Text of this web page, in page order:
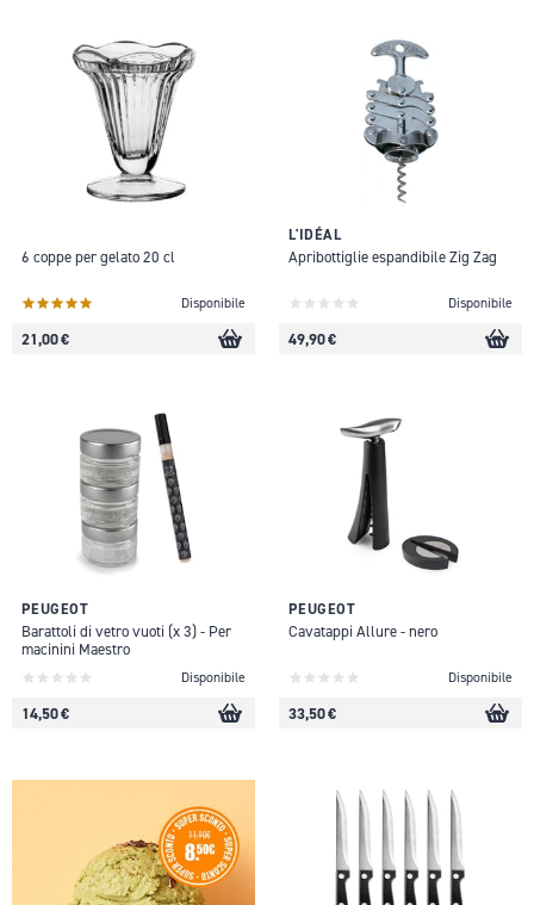
6 coppe per gelato 20 cl
Disponibile
21,00 €
L'IDÉAL
Apribottiglie espandibile Zig Zag
Disponibile
49,90 €
PEUGEOT
Barattoli di vetro vuoti (x 3) - Per
macinini Maestro
Disponibile
14,50 €
PEUGEOT
Cavatappi Allure - nero
Disponibile
33,50 €